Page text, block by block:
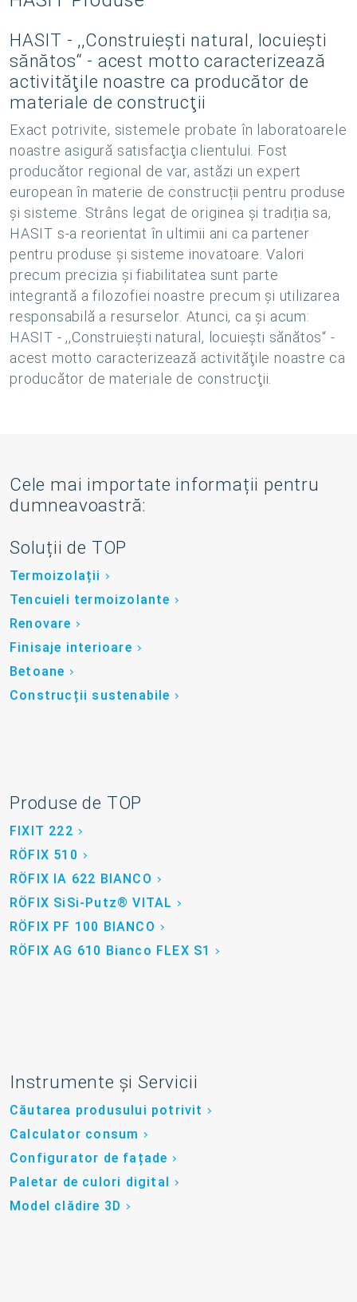
HASIT - ,,Construiești natural, locuiești
sănătos“ - acest motto caracterizează
activităţile noastre ca producător de
materiale de construcţii
Exact potrivite, sistemele probate în laboratoarele
noastre asigură satisfacţia clientului. Fost
producător regional de var, astăzi un expert
european în materie de construcții pentru produse
și sisteme. Strâns legat de originea și tradiția sa,
HASIT s-a reorientat în ultimii ani ca partener
pentru produse și sisteme inovatoare. Valori
precum precizia și fiabilitatea sunt parte
integrantă a filozofiei noastre precum și utilizarea
responsabilă a resurselor. Atunci, ca şi acum:
HASIT - ,,Construiești natural, locuiești sănătos“ -
acest motto caracterizează activităţile noastre ca
producător de materiale de construcţii.
Cele mai importate informații pentru
dumneavoastră:
Soluții de TOP
Termoizolații
Tencuieli termoizolante
Renovare
Finisaje interioare
Betoane
Construcții sustenabile
Produse de TOP
FIXIT 222
RÖFIX 510
RÖFIX IA 622 BIANCO
RÖFIX SiSi-Putz® VITAL
RÖFIX PF 100 BIANCO
RÖFIX AG 610 Bianco FLEX S1
Instrumente și Servicii
Căutarea produsului potrivit
Calculator consum
Configurator de fațade
Paletar de culori digital
Model clădire 3D